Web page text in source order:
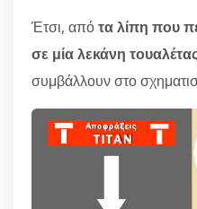
Έτσι, απότα λίπη που
σε μία λεκάνη
συμβάλλουν στο